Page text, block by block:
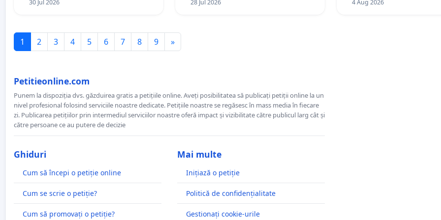
30 Jul 2026 28 Jul 2026
4 Aug 2026
1 2 3 4 5 6 7 8 9 »
Petitieonline.com
Punem la dispoziția dvs. găzduirea gratis a petițiile online. Aveți posibilitatea să publicați petiții online la un
nivel profesional folosind serviciile noastre dedicate. Petițiile noastre se regăsesc în mass media în fiecare
zi. Publicarea petițiilor prin intermediul serviciilor noastre oferă impact și vizibilitate către publicul larg cât și
către persoane ce au putere de decizie
Ghiduri
Cum să începi o petiție online
Cum se scrie o petiție?
Cum să promovați o petiție?
Mai multe
Inițiază o petiție
Politică de confidențialitate
Gestionați cookie-urile